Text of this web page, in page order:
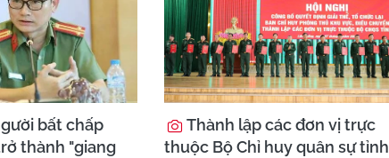
bất chấp
thành "giang
Thành lập các đơn vị trực
thuộc Bộ Chỉ huy quân sự tỉnh